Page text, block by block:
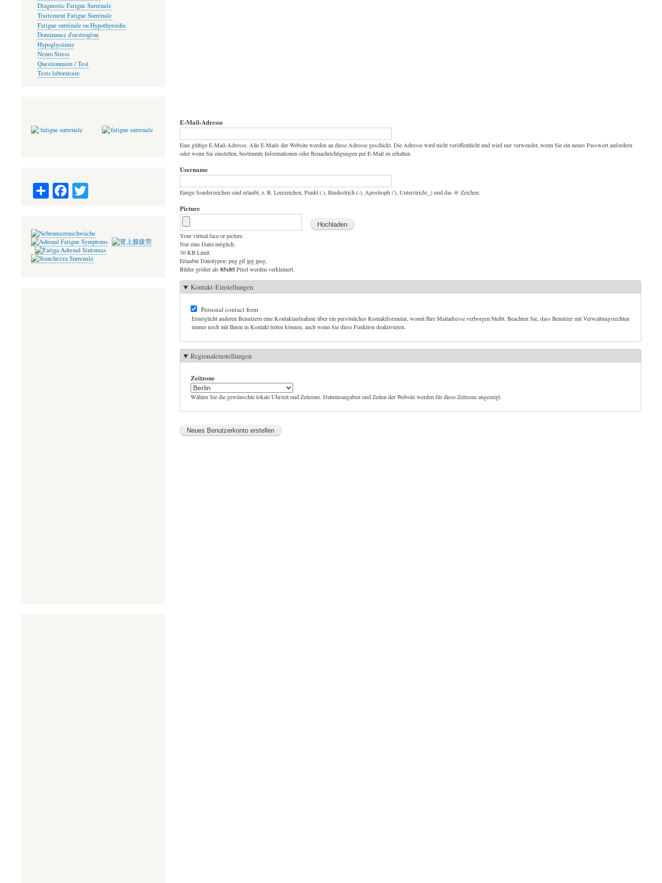
E-Mail-Adresse
Eine gültige E-Mail-Adresse. Alle E-Mails der Website werden an diese Adresse geschickt. Die Adresse wird nicht veröffentlicht und wird nur verwendet, wenn Sie ein neues Passwort anfordern
oder wenn Sie einstellen, bestimmte Informationen oder Benachrichtigungen per E-Mail zu erhalten.
Username
Einige Sonderzeichen sind erlaubt, z. B. Leerzeichen, Punkt (.), Bindestrich (-), Apostroph ('), Unterstrich(_) und das @ Zeichen.
Picture
Your virtual face or picture.
Nur eine Datei möglich.
30 KB Limit.
Erlaubte Dateitypen: png gif jpg jpeg.
Bilder größer als 85x85Pixel werden verkleinert.
Kontakt-Einstellungen
Personal contact form
Ermöglicht anderen Benutzern eine Kontaktaufnahme über ein persönliches Kontaktformular, womit Ihre Mailadresse verborgen bleibt. Beachten Sie, dass Benutzer mit Verwaltungsrechten
immer noch mit Ihnen in Kontakt treten können, auch wenn Sie diese Funktion deaktivieren.
Regionaleinstellungen
Zeitzone
Wählen Sie die gewünschte lokale Uhrzeit und Zeitzone. Datumsangaben und Zeiten der Website werden für diese Zeitzone angezeigt.
Diagnostic Fatigue Surrénale
Traitement Fatigue Surrénale
Fatigue surrénale ou Hypothyroïdie
Dominance d'oestrogène
Hypoglycémie
Neuro Stress
Questionnaire / Test
Tests laboratoire
S
ha
Fa
ce
okr